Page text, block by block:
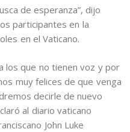
de esperanza”, dijo
participantes en la
en el Vaticano.
los que no tienen voz y por
muy felices de que venga
decirle de nuevo
al diario vaticano
John Luke